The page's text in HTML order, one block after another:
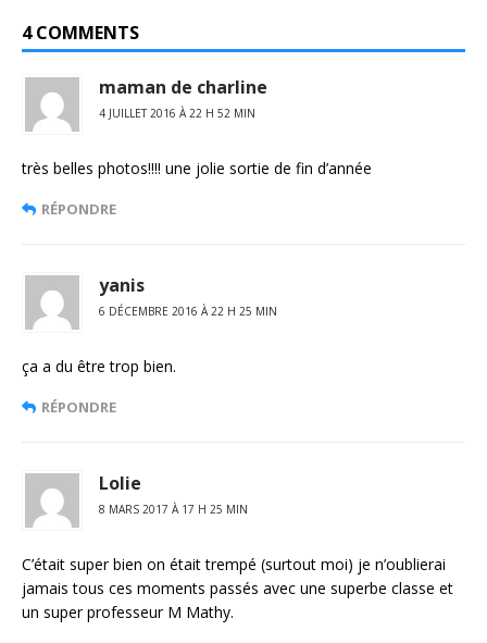
4 COMMENTS
maman de charline
4 JUILLET 2016 À 22 H 52 MIN
très belles photos!!!! une jolie sortie de fin d’année
RÉPONDRE
yanis
6 DÉCEMBRE 2016 À 22 H 25 MIN
ça a du être trop bien.
RÉPONDRE
Lolie
8 MARS 2017 À 17 H 25 MIN
C’était super bien on était trempé (surtout moi) je n’oublierai
jamais tous ces moments passés avec une superbe classe et
un super professeur M Mathy.